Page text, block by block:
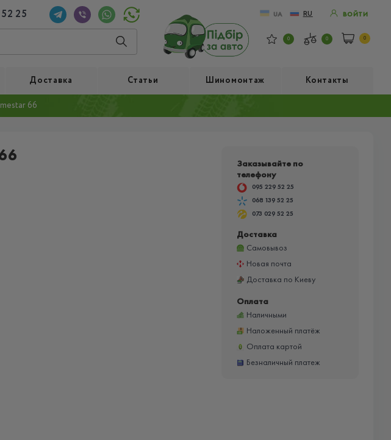
25 UA RU ВОЙТИ
0 0 0
Доставка Статьи Шиномонтаж Контакты
66
Заказывайте по
телефону
095 229 52 25
068 139 52 25
073 029 52 25
Доставка
Самовывоз
Новая почта
Доставка по Киеву
Оплата
Наличными
Наложенный платёж
Оплата картой
Безналичный платеж